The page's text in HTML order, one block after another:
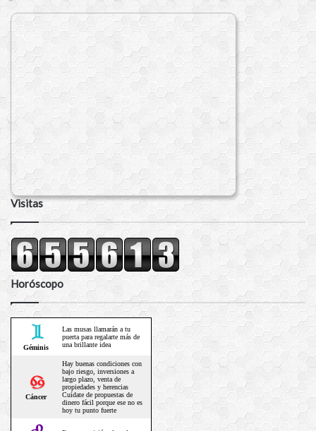
Visitas
Horóscopo